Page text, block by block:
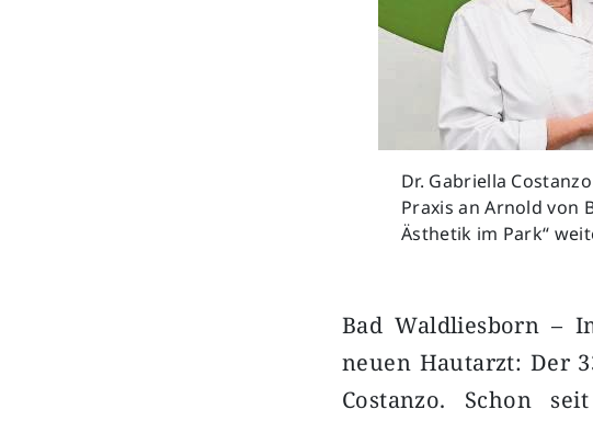
Dr. Gabriella
Praxis an Arnold von
Ästhetik im Park“
Bad Waldliesborn –
neuen Hautarzt: Der
Costanzo. Schon